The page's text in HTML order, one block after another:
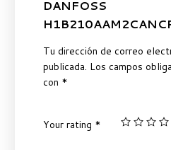
DANFOSS
Tu dirección de correo
publicada. Los campos
con *
Your rating *